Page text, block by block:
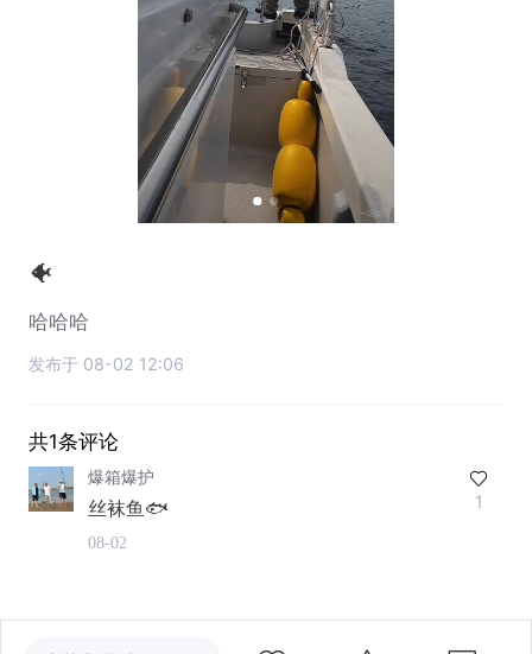
🐠
哈哈哈
发布于 08-02 12:06
共1条评论
爆箱爆护
丝袜鱼🐟
08-02
1